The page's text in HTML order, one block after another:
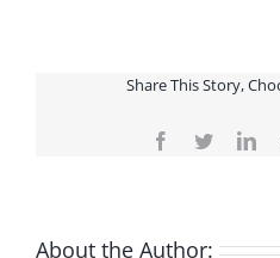
Share This Story,
Facebook
Twitter
About the Author: